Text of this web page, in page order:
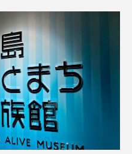
メギス
メジナ メヌケ
モクズガニ モツゴ
モリアオガエル